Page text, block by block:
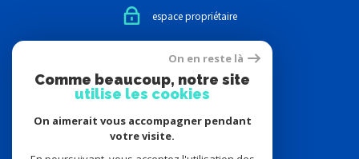
espace propriétaire
Nous
suivre
Nous
On en reste là
Comme beaucoup, notre site
utilise les cookies
On aimerait vous accompagner pendant
votre visite.